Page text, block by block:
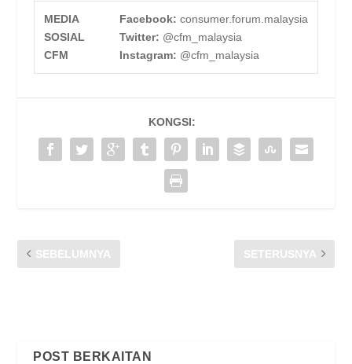
MEDIA
SOSIAL
CFM
Facebook: consumer.forum.malaysia
Twitter: @cfm_malaysia
Instagram: @cfm_malaysia
KONGSI:
SEBELUMNYA SETERUSNYA
POST BERKAITAN